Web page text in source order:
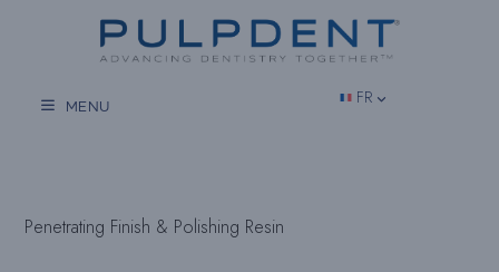
MENU FR
Penetrating Finish & Polishing Resin